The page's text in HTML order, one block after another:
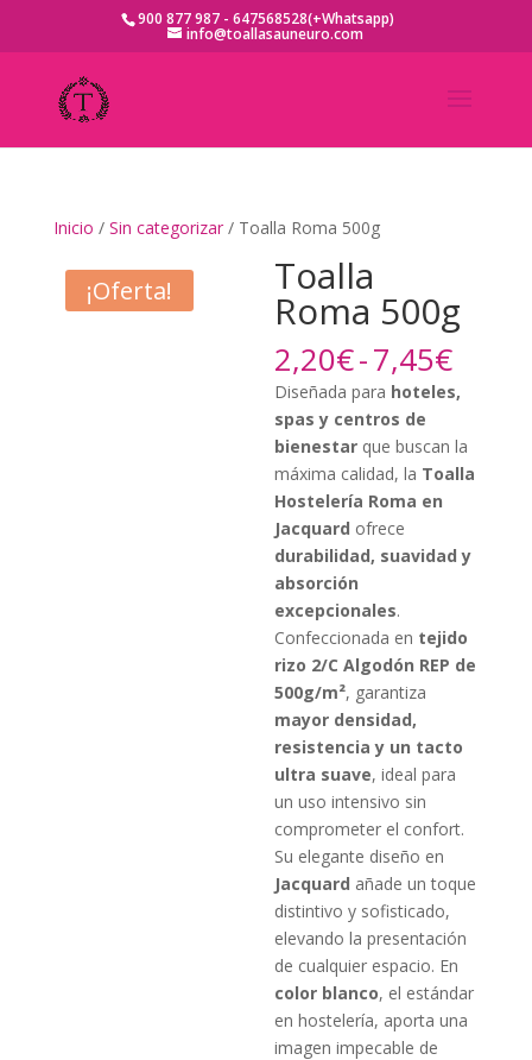
900 877 987 - 647568528(+Whatsapp)
info@toallasauneuro.com
Inicio / Sin categorizar/ Toalla Roma 500g
¡Oferta! Toalla
Roma 500g
2,20€-7,45€
de
2,20€
hasta
Diseñada para hoteles,
spas y centros de
bienestar que buscan la
máxima calidad, la Toalla
Hostelería Roma en
Jacquard ofrece
durabilidad, suavidad y
absorción
excepcionales.
Confeccionada en tejido
rizo 2/C Algodón REP de
500g/m², garantiza
mayor densidad,
resistencia y un tacto
ultra suave, ideal para
un uso intensivo sin
comprometer el confort.
Su elegante diseño en
Jacquard añade un toque
distintivo y sofisticado,
elevando la presentación
de cualquier espacio. En
color blanco, el estándar
en hostelería, aporta una
imagen impecable de